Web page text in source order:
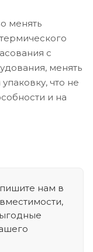
менять
с
менять
что не
и на
нам в